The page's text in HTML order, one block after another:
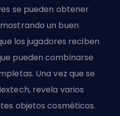
se pueden obtener
un buen
los jugadores reciben
pueden combinarse
Una vez que se
revela varios
objetos cosméticos.